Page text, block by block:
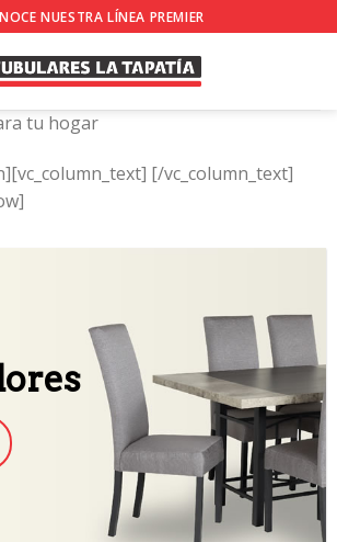
NUESTRA LÍNEA PREMIER
tu hogar
[/vc_column_text]